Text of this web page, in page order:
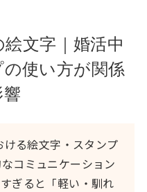
絵文字｜婚活中
使い方が関係
る絵文字・スタンプ
コミュニケーション
ぎると「軽い・馴れ